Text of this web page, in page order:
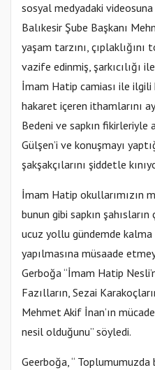
sosyal medyadaki
Balıkesir Şube Başkanı
yaşam tarzını,
vazife edinmiş, şarkıcılığı
İmam Hatip camiası ile
hakaret içeren ithamlarını
Bedeni ve sapkın fikirleriyle
Gülşen’i ve konuşmayı
şakşakçılarını şiddetle
İmam Hatip okullarımızın
bunun gibi sapkın
ucuz yollu gündemde
yapılmasına müsaade
Gerboğa “İmam Hatip
Fazılların, Sezai
Mehmet Akif İnan’ın
nesil olduğunu” söyledi.
Geerboğa, “